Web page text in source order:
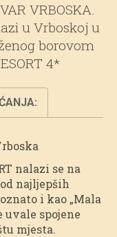
VRBOSKA.
u Vrboskoj u
borovom
4*
nalazi se na
najljepših
i kao „Mala
uvale spojene
mjesta.